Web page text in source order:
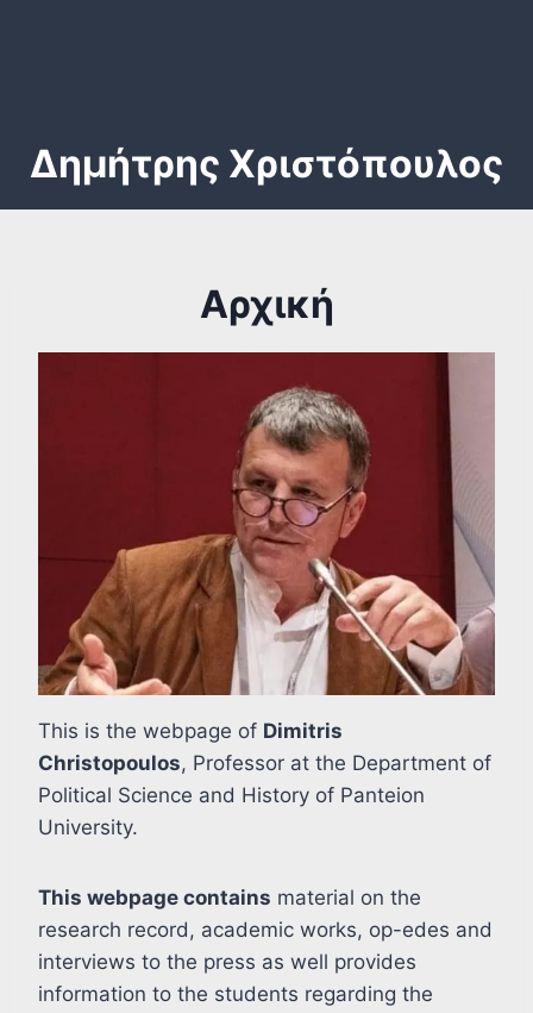
Δημήτρης Χριστόπουλος
Αρχική
This is the webpage of Dimitris
Christopoulos, Professor at the Department of
Political Science and History of Panteion
University.
This webpage contains material on the
research record, academic works, op-edes and
interviews to the press as well provides
information to the students regarding the